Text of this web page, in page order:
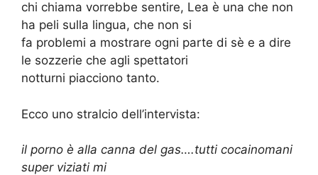
chi chiama vorrebbe sentire, Lea è una che non
ha peli sulla lingua, che non si
fa problemi a mostrare ogni parte di sè e a dire
le sozzerie che agli spettatori
notturni piacciono tanto.
Ecco uno stralcio dell’intervista:
il porno è alla canna del gas….tutti cocainomani
super viziati mi